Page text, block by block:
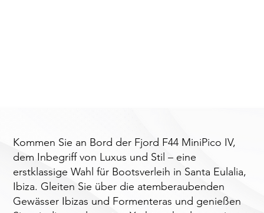
Kommen Sie an Bord der Fjord F44 MiniPico IV,
dem Inbegriff von Luxus und Stil – eine
erstklassige Wahl für Bootsverleih in Santa Eulalia,
Ibiza. Gleiten Sie über die atemberaubenden
Gewässer Ibizas und Formenteras und genießen